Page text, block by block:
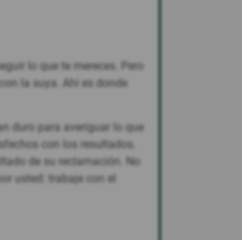
lo que te mereces. Pero
la suya. Ahí es donde
duro para averiguar lo que
con los resultados.
de su reclamación. No
usted: trabaje con el